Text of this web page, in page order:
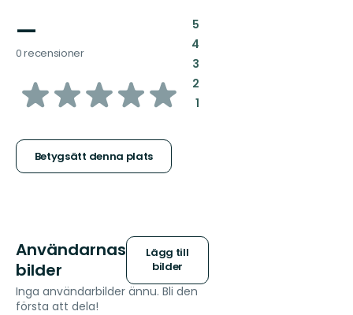
—
0 recensioner
av
stjärnor
Betygsätt denna plats
5:
4:
3:
2:
1:
Användarnas
bilder
Lägg till
bilder
Inga användarbilder ännu. Bli den
första att dela!